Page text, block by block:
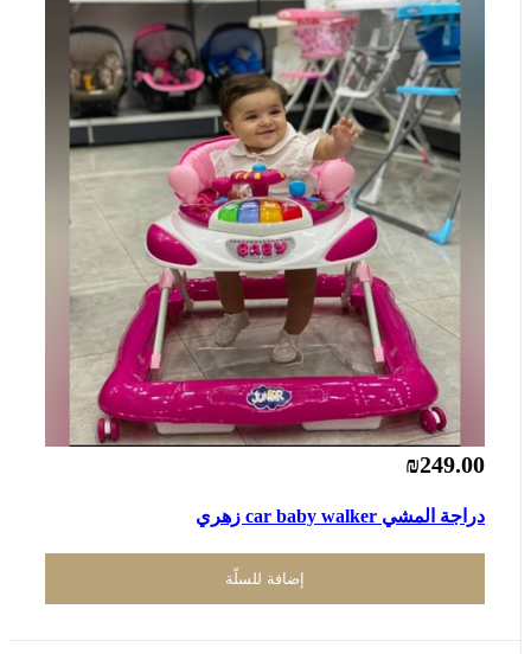
₪249.00
دراجة المشي car baby walker زهري
إضافة للسلّة